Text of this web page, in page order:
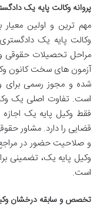
پروانه وکالت پایه یک
مهم ترین و اولین معیار
وکالت پایه یک
مراحل تحصیلات حقوقی و
آزمون های سخت کانون
شده و مجوز رسمی برای
است. تفاوت اصلی یک
فقط وکیل پایه یک اجازه
قضایی را دارد. مشاور
و صلاحیت حضور در مراجع
وکیل پایه یک، تضمینی
است.
تخصص و سابقه درخشان